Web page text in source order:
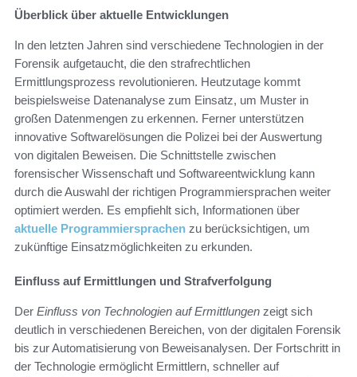
Überblick über aktuelle Entwicklungen
In den letzten Jahren sind verschiedene Technologien in der
Forensik aufgetaucht, die den strafrechtlichen
Ermittlungsprozess revolutionieren. Heutzutage kommt
beispielsweise Datenanalyse zum Einsatz, um Muster in
großen Datenmengen zu erkennen. Ferner unterstützen
innovative Softwarelösungen die Polizei bei der Auswertung
von digitalen Beweisen. Die Schnittstelle zwischen
forensischer Wissenschaft und Softwareentwicklung kann
durch die Auswahl der richtigen Programmiersprachen weiter
optimiert werden. Es empfiehlt sich, Informationen über
aktuelle Programmiersprachen zu berücksichtigen, um
zukünftige Einsatzmöglichkeiten zu erkunden.
Einfluss auf Ermittlungen und Strafverfolgung
Der Einfluss von Technologien auf Ermittlungen zeigt sich
deutlich in verschiedenen Bereichen, von der digitalen Forensik
bis zur Automatisierung von Beweisanalysen. Der Fortschritt in
der Technologie ermöglicht Ermittlern, schneller auf